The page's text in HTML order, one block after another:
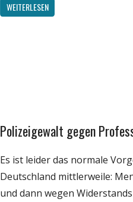
WEITERLESEN
Gesellschaft
Wissenschaft
Polizeigewalt gegen
Es ist leider das normale
Deutschland mittlerweile:
und dann wegen